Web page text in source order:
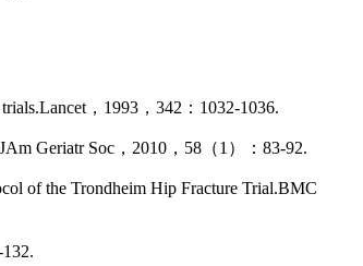
，1993，342：1032-1036.
Geriatr Soc，2010，58（1）：83-92.
of the Trondheim Hip Fracture Trial.BMC